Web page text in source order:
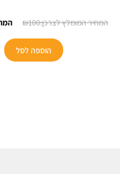
₪100
המחיר
היה:
₪100.
הוספה לסל